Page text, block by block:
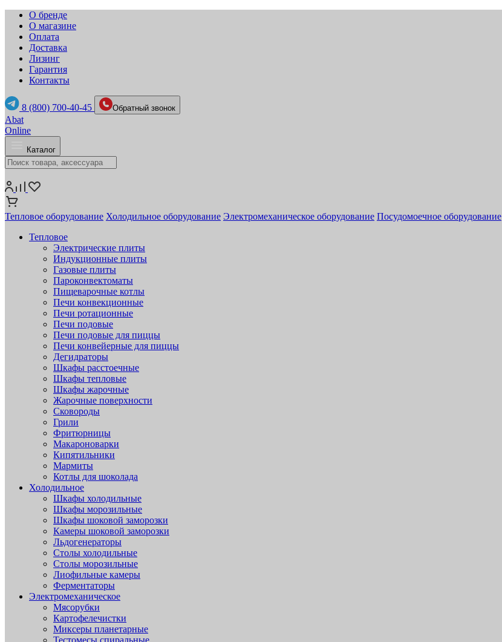
О бренде
О магазине
Оплата
Доставка
Лизинг
Гарантия
Контакты
8 (800) 700-40-45 Обратный звонок
Abat
Online
Каталог
Тепловое оборудование Холодильное оборудование Электромеханическое оборудование Посудомоечное оборудование
Тепловое
Электрические плиты
Индукционные плиты
Газовые плиты
Пароконвектоматы
Пищеварочные котлы
Печи конвекционные
Печи ротационные
Печи подовые
Печи подовые для пиццы
Печи конвейерные для пиццы
Дегидраторы
Шкафы расстоечные
Шкафы тепловые
Шкафы жарочные
Жарочные поверхности
Сковороды
Грили
Фритюрницы
Макароноварки
Кипятильники
Мармиты
Котлы для шоколада
Холодильное
Шкафы холодильные
Шкафы морозильные
Шкафы шоковой заморозки
Камеры шоковой заморозки
Льдогенераторы
Столы холодильные
Столы морозильные
Лиофильные камеры
Ферментаторы
Электромеханическое
Мясорубки
Картофелечистки
Миксеры планетарные
Тестомесы спиральные